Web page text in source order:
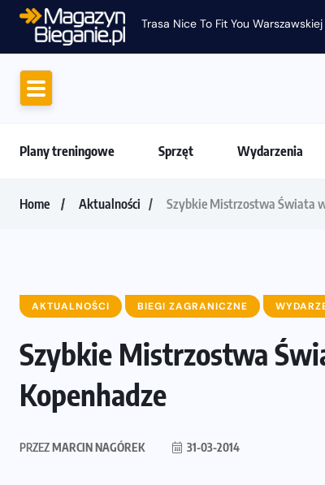
Trasa Nice To Fit You
Plany treningowe Sprzęt Wydarzenia
Home Aktualności Szybkie Mistrzostwa Świata
AKTUALNOŚCI BIEGI ZAGRANICZNE
Szybkie Mistrzostwa
Kopenhadze
PRZEZMARCIN NAGÓREK 31-03-2014